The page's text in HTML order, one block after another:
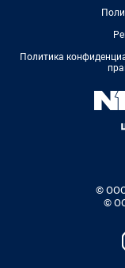
Политика
© ООО
©